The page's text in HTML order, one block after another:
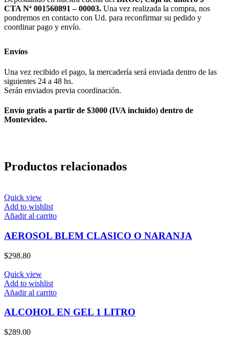
CADA
ROLLO
cantidad
CTA Nª 001560891 – 00003. Una vez realizada la compra, nos
pondremos en contacto con Ud. para reconfirmar su pedido y
coordinar pago y envío.
Envíos
Una vez recibido el pago, la mercadería será enviada dentro de las
siguientes 24 a 48 hs.
Serán enviados previa coordinación.
Envío gratis a partir de $3000 (IVA incluido) dentro de
Montevideo.
Productos relacionados
Quick view
Add to wishlist
Añadir al carrito
AEROSOL BLEM CLASICO O NARANJA
$298.80
Quick view
Add to wishlist
Añadir al carrito
ALCOHOL EN GEL 1 LITRO
$289.00